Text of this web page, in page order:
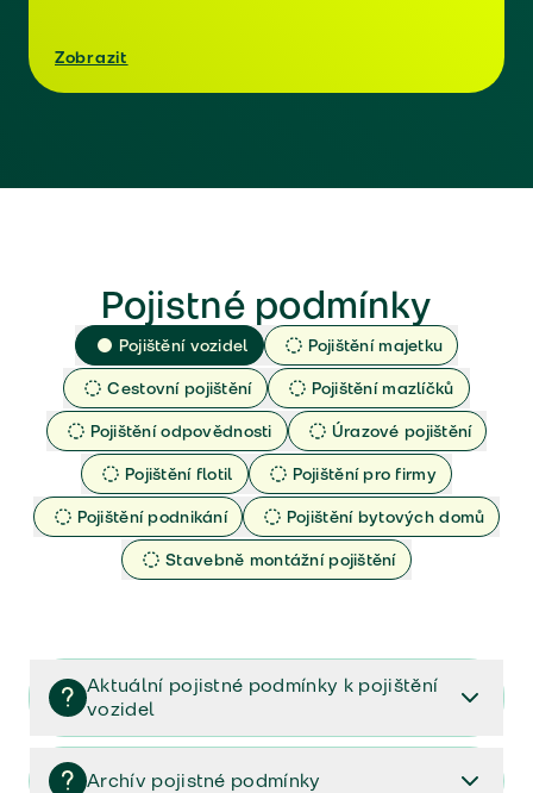
Zobrazit
Pojistné podmínky
Pojištění vozidel
Pojištění majetku
Cestovní pojištění
Pojištění mazlíčků
Pojištění odpovědnosti
Úrazové pojištění
Pojištění flotil
Pojištění pro firmy
Pojištění podnikání
Pojištění bytových domů
Stavebně montážní pojištění
Aktuální pojistné podmínky k pojištění
vozidel
Pojištění vozidel/Pojistné podmínky a vše důležité ke
smlouvě (PDF)
Archív pojistné podmínky